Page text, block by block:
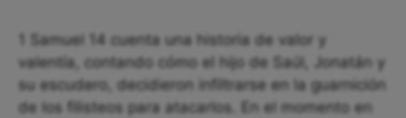
1 Samuel 14 cuenta una historia de valor y
valentía, contando cómo el hijo de Saúl, Jonatán y
su escudero, decidieron infiltrarse en la guarnición
de los filisteos para atacarlos. En el momento en